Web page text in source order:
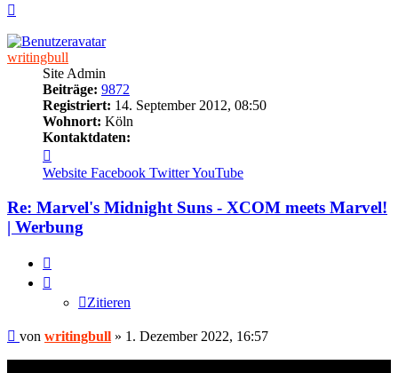
writingbull
Site Admin
Beiträge: 9872
Registriert: 14. September 2012, 08:50
Wohnort: Köln
Kontaktdaten:
von
writingbull
Website Facebook TwitterYouTube
Re: Marvel's Midnight Suns - XCOM meets Marvel!
| Werbung
Zitieren
Beitrag
von writingbull » 1. Dezember 2022, 16:57